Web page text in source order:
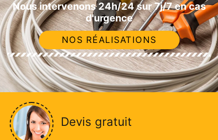
Nous intervenons 24h/24 sur 7j/7 en cas
d'urgence
NOS RÉALISATIONS
Devis gratuit